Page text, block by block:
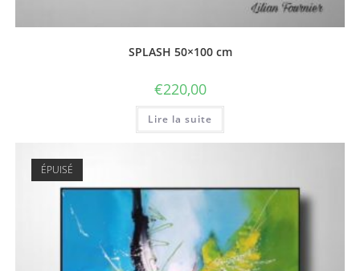
SPLASH 50×100 cm
€220,00
Lire la suite
ÉPUISÉ